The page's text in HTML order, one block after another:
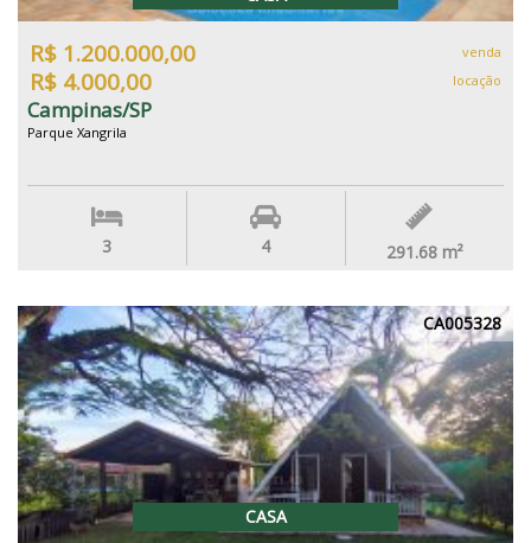
R$ 1.200.000,00 venda
R$ 4.000,00 locação
Campinas/SP
Parque Xangrila
3 4 291.68 m²
CA005328
CASA